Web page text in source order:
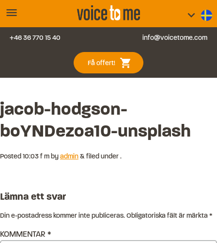
menu
Vanliga frågor
Kontakt
Blogg
Logga in
keyboard_arrow_down
+46 36 770 15 40 info@voicetome.com
Få offert! shopping_cart
jacob-hodgson-
boYNDezoa10-unsplash
Posted 10:03 f m byadmin&filed under .
Lämna ett svar
Din e-postadress kommer inte publiceras.Obligatoriska fält är märkta*
KOMMENTAR *